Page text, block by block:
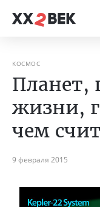
КОСМОС
Планет,
жизни,
чем
9 февраля 2015